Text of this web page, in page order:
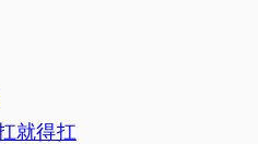
就得扛